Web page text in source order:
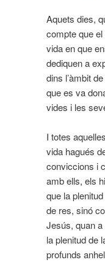
Aquets dies,
compte que
vida en que
dediquen a
dins l’àmbit
que es va
vides i les
I totes
vida hagués
conviccions i
amb ells, els
que la
de res, sinó
Jesús, quan a
la plenitud de
profunds